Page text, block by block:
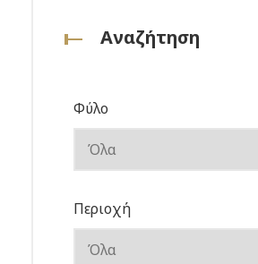
Αναζήτηση
Φύλο
Περιοχή